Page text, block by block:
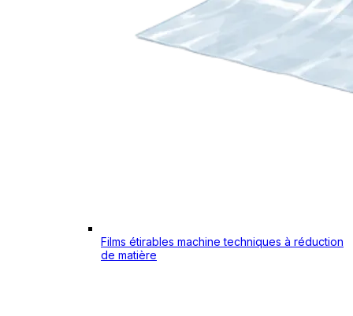
Films étirables machine techniques à réduction
de matière